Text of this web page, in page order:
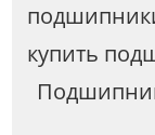
купить